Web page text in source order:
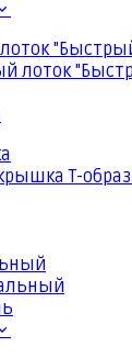
лоток
Т-